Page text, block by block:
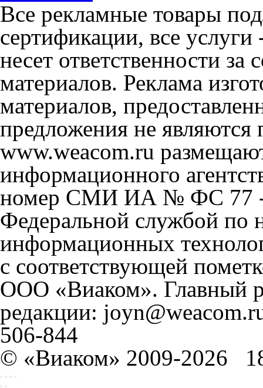
Все рекламные товары
сертификации, все
несет ответственности
материалов. Реклама
материалов,
предложения не
www.weacom.ru
информационного
номер СМИ ИА № ФС 77 -
Федеральной службой по
информационных
с соответствующей
ООО «Виаком». Главный
редакции:
506-844
© «Виаком» 2009-2026